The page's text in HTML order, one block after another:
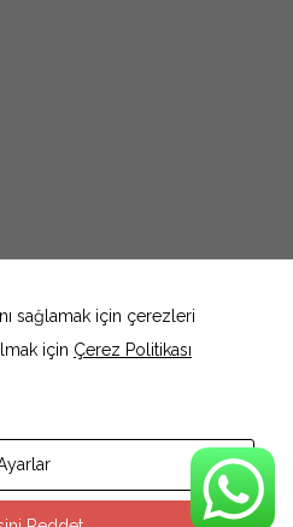
sağlamak için çerezleri
için Çerez Politikası
Necessary
optional.
the website
to function.